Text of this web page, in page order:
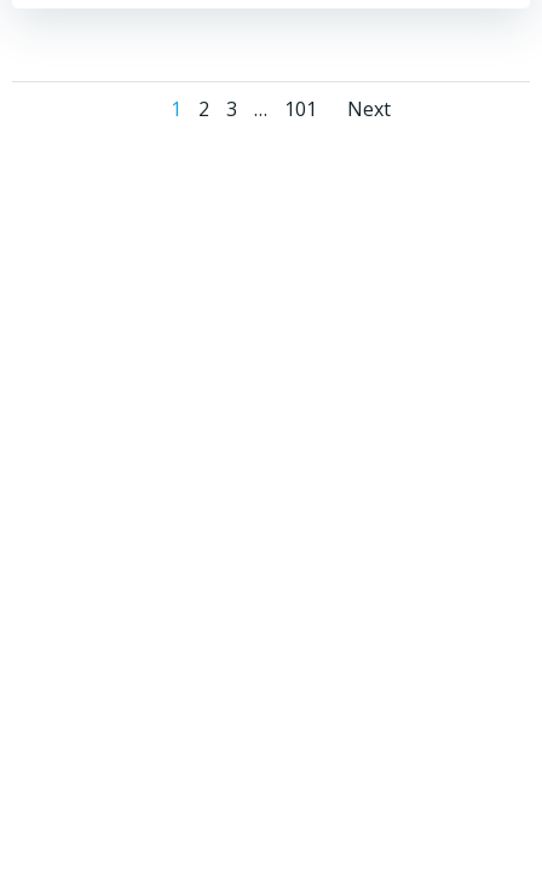
Posts
Page
1 Page
2 Page
3 … Page
101
Posts
Next